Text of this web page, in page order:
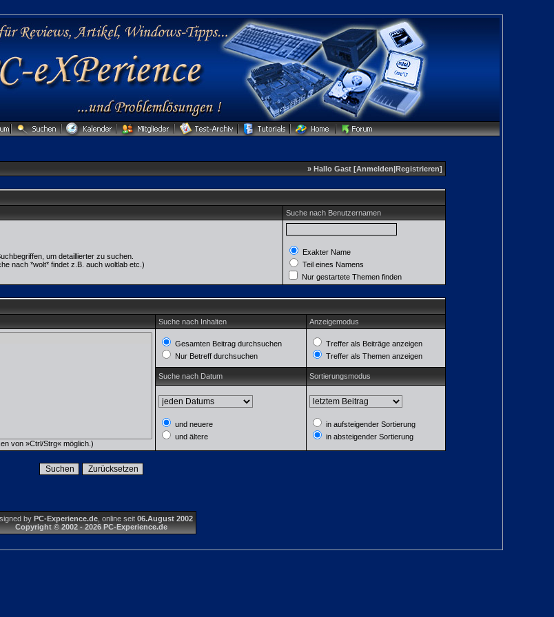
» Hallo Gast [Anmelden Registrieren]
Suche nach Benutzernamen
um detaillierter zu suchen.
nach *wolt* findet z.B. auch woltlab etc.)
Exakter Name
Teil eines Namens
Nur gestartete Themen finden
Suche nach Inhalten Anzeigemodus
von »Ctrl/Strg« möglich.)
Gesamten Beitrag durchsuchen
Nur Betreff durchsuchen
Treffer als Beiträge anzeigen
Treffer als Themen anzeigen
Suche nach Datum Sortierungsmodus
und neuere
und ältere
in aufsteigender Sortierung
in absteigender Sortierung
by PC-Experience.de, online seit 06.August 2002
Copyright © 2002 - 2026 PC-Experience.de